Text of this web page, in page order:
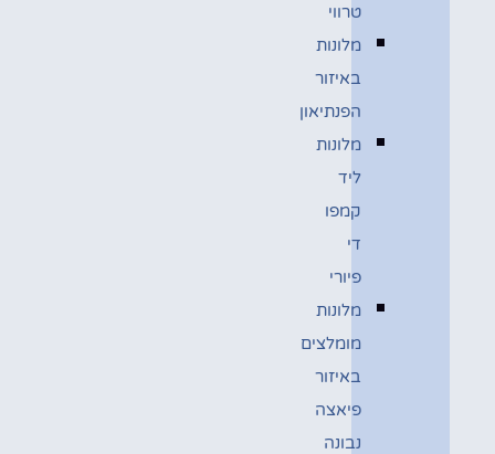
טרווי
מלונות
באיזור
הפנתיאון
מלונות
ליד
קמפו
די
פיורי
מלונות
מומלצים
באיזור
פיאצה
נבונה